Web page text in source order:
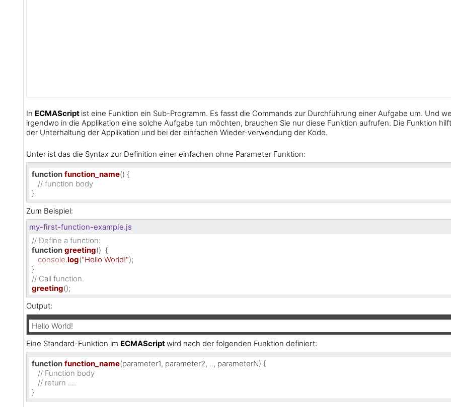
In ECMAScript ist eine Funktion ein Sub-Programm. Es fasst die Commands zur Durchführung einer Aufgabe um. Und
irgendwo in die Applikation eine solche Aufgabe tun möchten, brauchen Sie nur diese Funktion aufrufen. Die Funktion
der Unterhaltung der Applikation und bei der einfachen Wieder-verwendung der Kode.
Unter ist das die Syntax zur Definition einer einfachen ohne Parameter Funktion:
function function_name() {
// function body
}
Zum Beispiel:
my-first-function-example.js
// Define a function:
function greeting()  {
console.log("Hello World!");
}
// Call function.
greeting();
Output:
Hello World!
Eine Standard-Funktion im ECMAScriptwird nach der folgenden Funktion definiert:
function function_name(parameter1, parameter2, .., parameterN) {
// Function body
// return ....
}